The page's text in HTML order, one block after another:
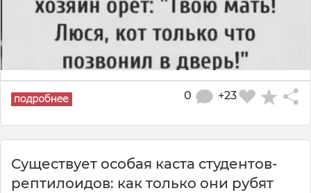
+23
0
Существует особая каста студентов-
рептилоидов: как только они рубят